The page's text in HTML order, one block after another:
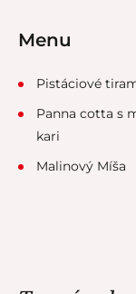
Menu
Pistáciové
Panna cotta s
kari
Malinový Míša